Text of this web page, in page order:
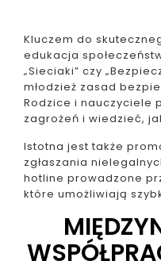
Kluczem do
edukacja
„Sieciaki” czy
młodzież zasad
Rodzice i nauczyciele
zagrożeń i wiedzieć,
Istotna jest także
zgłaszania
hotline prowadzone
które umożliwiają